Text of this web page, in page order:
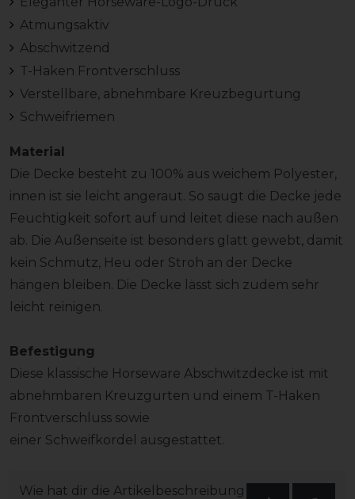
Atmungsaktiv
Abschwitzend
T-Haken Frontverschluss
Verstellbare, abnehmbare Kreuzbegurtung
Schweifriemen
Material
Die Decke besteht zu 100% aus weichem Polyester,
innen ist sie leicht angeraut. So saugt die Decke jede
Feuchtigkeit sofort auf und leitet diese nach außen
ab. Die Außenseite ist besonders glatt gewebt, damit
kein Schmutz, Heu oder Stroh an der Decke
hängen bleiben. Die Decke lässt sich zudem sehr
leicht reinigen.
Befestigung
Diese klassische Horseware Abschwitzdecke ist mit
abnehmbaren Kreuzgurten und einem T-Haken
Frontverschluss sowie
einer Schweifkordel ausgestattet.
Wie hat dir die Artikelbeschreibung